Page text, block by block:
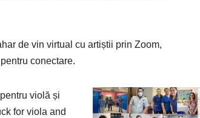
de vin virtual cu artiștii prin Zoom,
conectare.
violă și
for viola and